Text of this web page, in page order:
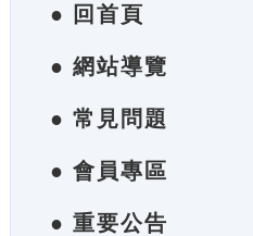
● 回首頁
● 網站導覽
● 常見問題
● 會員專區
● 重要公告